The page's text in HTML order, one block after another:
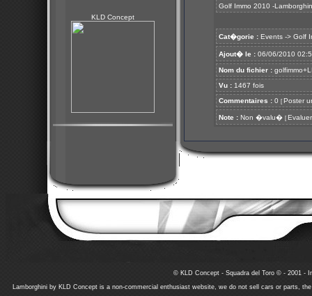
KLD Concept
Golf Immo 2010 -
Cat�gorie : Events -> Golf
Ajout� le : 06/06/2010
Nom du fichier :
Vu : 1467 fois
Commentaires : 0 [ Poster
Note : Non �valu� [ Evaluer
© KLD Concept - Squadra del Toro © - 2001 -
Lamborghini by KLD Concept is a non-commercial enthusiast website, we do not sell cars or parts,